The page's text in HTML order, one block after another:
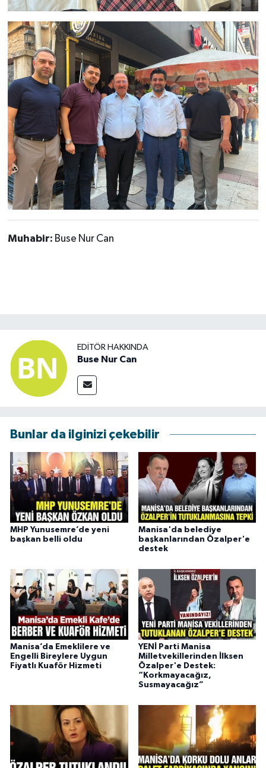
Muhabir: Buse Nur Can
EDITÖR HAKKINDA
Buse Nur Can
Bunlar da ilginizi çekebilir
MHP Yunusemre’de yeni
başkan belli oldu
Manisa'da belediye
başkanlarından Özalper'e
destek
Manisa’da Emeklilere ve
Engelli Bireylere Uygun
Fiyatlı Kuaför Hizmeti
YENİ Parti Manisa
Milletvekillerinden İlksen
Özalper'e Destek:
“Korkmayacağız,
Susmayacağız”